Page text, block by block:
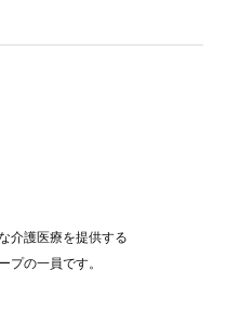
介護医療を提供する
プの一員です。